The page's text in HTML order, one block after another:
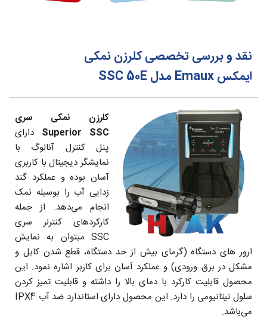
نقد و بررسی تخصصی کلرزن نمکی
ایمکس Emaux مدل SSC 50E
کلرزن نمکی سری
Superior SSC دارای
پنل کنترل آنالوگ با
نمایشگر دیجیتال با کاربری
آسان بوده و عملکرد گند
زدایی آب را بوسیله نمک
انجام می‌دهد. از جمله
کارکردهای کنترلر سری
SSC میتوان به نمایش
ارور های دستگاه (گرمای بیش از حد دستگاه، قطع شدن کابل و
مشکل در برق ورودی) و عملکرد آسان برای کاربر اشاره نمود. این
محصول قابلیت کارکرد با دمای بالا را داشته و قابلیت تمیز کردن
سلول تیتانیومی را دارد. این محصول دارای استاندارد ضد آب IPX4
می‌باشد.